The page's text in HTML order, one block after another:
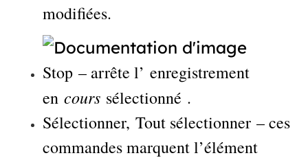
modifiées.
Stop – arrête l’ enregistrement
encours sélectionné .
Sélectionner, Tout sélectionner – ces
commandes marquent l’élément